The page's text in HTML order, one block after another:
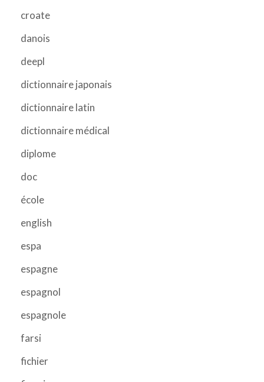
croate
danois
deepl
dictionnaire japonais
dictionnaire latin
dictionnaire médical
diplome
doc
école
english
espa
espagne
espagnol
espagnole
farsi
fichier